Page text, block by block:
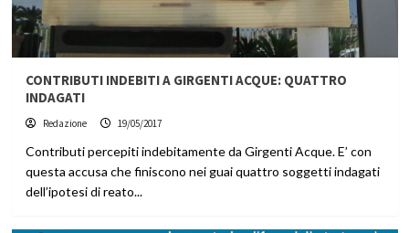
CONTRIBUTI INDEBITI A GIRGENTI ACQUE: QUATTRO
INDAGATI
Redazione 19/05/2017
Contributi percepiti indebitamente da Girgenti Acque. E’ con
questa accusa che finiscono nei guai quattro soggetti indagati
dell’ipotesi di reato...